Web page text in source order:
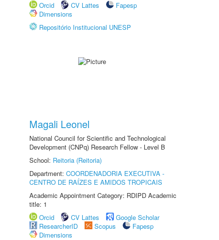
Orcid
CV Lattes
Fapesp
Dimensions
Repositório Institucional UNESP
Magali Leonel
National Council for Scientific and Technological
Development (CNPq) Research Fellow - Level B
School: Reitoria (Reitoria)
Department: COORDENADORIA EXECUTIVA -
CENTRO DE RAÍZES E AMIDOS TROPICAIS
Academic Appointment Category: RDIPD Academic
title: 1
Orcid
CV Lattes
Google Scholar
ResearcherID
Scopus
Fapesp
Dimensions